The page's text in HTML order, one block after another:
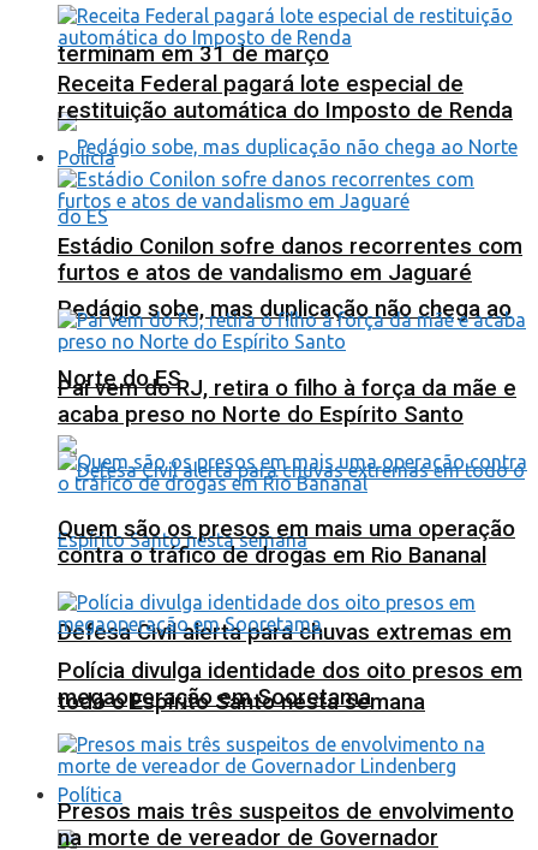
terminam em 31 de março
Pedágio sobe, mas duplicação não chega ao
Norte do ES
Defesa Civil alerta para chuvas extremas em
todo o Espírito Santo nesta semana
Política
Receita Federal pagará lote especial de
restituição automática do Imposto de Renda
Polícia
Estádio Conilon sofre danos recorrentes com
furtos e atos de vandalismo em Jaguaré
Pai vem do RJ, retira o filho à força da mãe e
acaba preso no Norte do Espírito Santo
Quem são os presos em mais uma operação
contra o tráfico de drogas em Rio Bananal
Polícia divulga identidade dos oito presos em
megaoperação em Sooretama
Presos mais três suspeitos de envolvimento
na morte de vereador de Governador